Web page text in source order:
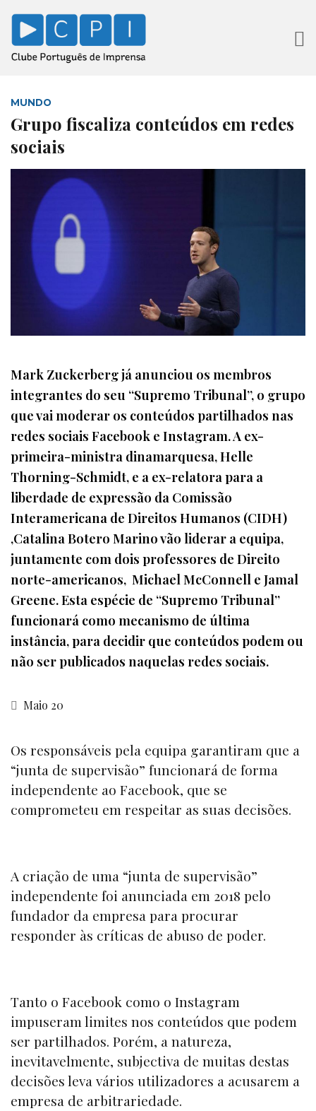
MUNDO
Grupo fiscaliza conteúdos em redes
sociais
Mark Zuckerberg já anunciou os membros
integrantes do seu “Supremo Tribunal”, o grupo
que vai moderar os conteúdos partilhados nas
redes sociais Facebook e Instagram. A ex-
primeira-ministra dinamarquesa, Helle
Thorning-Schmidt, e a ex-relatora para a
liberdade de expressão da Comissão
Interamericana de Direitos Humanos (CIDH)
,Catalina Botero Marino vão liderar a equipa,
juntamente com dois professores de Direito
norte-americanos, Michael McConnell e Jamal
Greene. Esta espécie de “Supremo Tribunal”
funcionará como mecanismo de última
instância, para decidir que conteúdos podem ou
não ser publicados naquelas redes sociais.
Maio 20
Os responsáveis pela equipa garantiram que a
“junta de supervisão” funcionará de forma
independente ao Facebook, que se
comprometeu em respeitar as suas decisões.
A criação de uma “junta de supervisão”
independente foi anunciada em 2018 pelo
fundador da empresa para procurar
responder às críticas de abuso de poder.
Tanto o Facebook como o Instagram
impuseram limites nos conteúdos que podem
ser partilhados. Porém, a natureza,
inevitavelmente, subjectiva de muitas destas
decisões leva vários utilizadores a acusarem a
empresa de arbitrariedade.